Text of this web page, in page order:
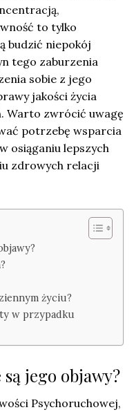
to tylko
budzić niepokój
tego zaburzenia
sobie z jego
jakości życia
Warto zwrócić uwagę
potrzebę wsparcia
osiąganiu lepszych
zdrowych relacji
życiu?
w przypadku
jego objawy?
Psychoruchowej,